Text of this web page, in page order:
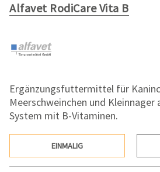
Alfavet RodiCare Vita B
Ergänzungsfuttermittel für
Meerschweinchen und
System mit B-Vitaminen.
EINMALIG